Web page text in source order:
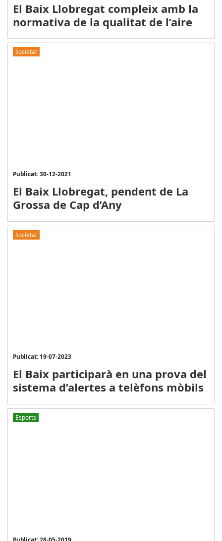
El Baix Llobregat compleix amb la
normativa de la qualitat de l’aire
Societat
Publicat: 30-12-2021
El Baix Llobregat, pendent de La
Grossa de Cap d’Any
Societat
Publicat: 19-07-2023
El Baix participarà en una prova del
sistema d’alertes a telèfons mòbils
Esports
Publicat: 28-05-2019